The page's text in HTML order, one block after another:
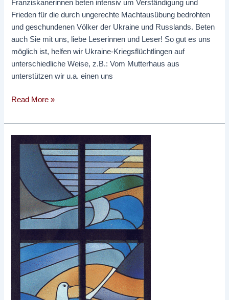
Franziskanerinnen beten intensiv um Verständigung und
Frieden für die durch ungerechte Machtausübung bedrohten
und geschundenen Völker der Ukraine und Russlands. Beten
auch Sie mit uns, liebe Leserinnen und Leser! So gut es uns
möglich ist, helfen wir Ukraine-Kriegsflüchtlingen auf
unterschiedliche Weise, z.B.: Vom Mutterhaus aus
unterstützen wir u.a. einen uns
Read More »
Fastenwoche
2022